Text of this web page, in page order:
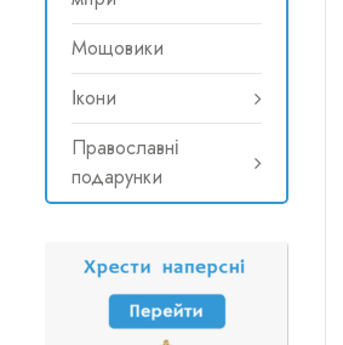
Мощовики
Ікони
Православні
подарунки